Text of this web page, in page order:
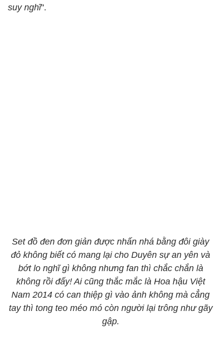
suy nghĩ".
Set đồ đen đơn giản được nhấn nhá bằng đôi giày
đỏ không biết có mang lại cho Duyên sự an yên và
bớt lo nghĩ gì không nhưng fan thì chắc chắn là
không rồi đấy! Ai cũng thắc mắc là Hoa hậu Việt
Nam 2014 có can thiệp gì vào ảnh không mà cẳng
tay thì tong teo méo mó còn người lại trông như gãy
gập.